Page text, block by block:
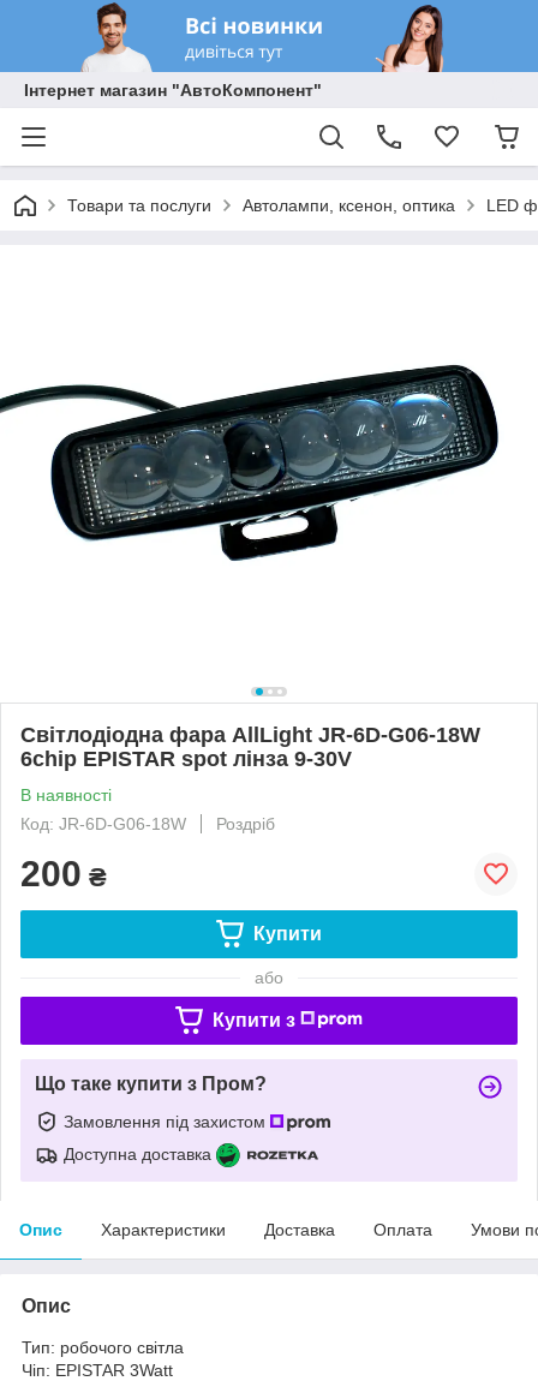
Інтернет магазин "АвтоКомпонент"
Товари та послуги Автолампи, ксенон, оптика LED
Світлодіодна фара AllLight JR-6D-G06-18W
6chip EPISTAR spot лінза 9-30V
В наявності
Код: JR-6D-G06-18W
Роздріб
200 ₴
Купити
або
Купити з
Що таке купити з Пром?
Замовлення під захистом
Доступна доставка
Опис Характеристики Доставка Оплата Умови
Опис
Тип: робочого світла
Чіп: EPISTAR 3Watt